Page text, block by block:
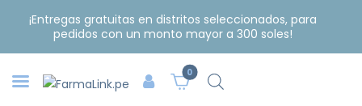
¡Entregas gratuitas en distritos seleccionados, para
pedidos con un monto mayor a 300 soles!
0